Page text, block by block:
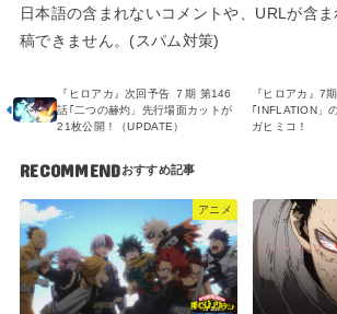
日本語の含まれないコメントや、URLが含
稿できません。(スパム対策)
『ヒロアカ』7
｢INFLATION」
ガヒミコ！
『ヒロアカ』次回予告 ７期 第146
話｢二つの赫灼」先行場面カットが
21枚公開！（UPDATE）
RECOMMEND
アニメ